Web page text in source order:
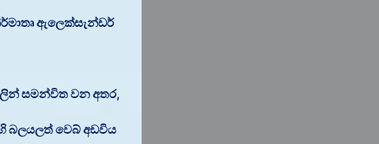
ඇලෙක්සැන්ඩර්
සමන්විත වන අතර,
බලයලත් වෙබ් අඩවිය